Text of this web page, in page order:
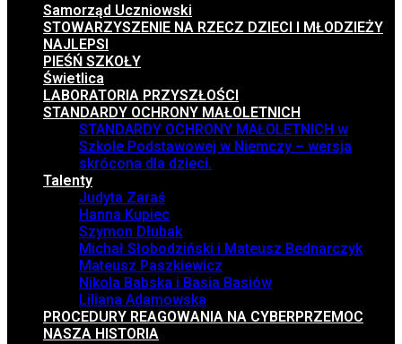
Samorząd Uczniowski
STOWARZYSZENIE NA RZECZ DZIECI I MŁODZIEŻY
NAJLEPSI
PIEŚŃ SZKOŁY
Świetlica
LABORATORIA PRZYSZŁOŚCI
STANDARDY OCHRONY MAŁOLETNICH
STANDARDY OCHRONY MAŁOLETNICH w
Szkole Podstawowej w Niemczy – wersja
skrócona dla dzieci.
Talenty
Judyta Zaraś
Hanna Kupiec
Szymon Dłubak
Michał Słobodziński i Mateusz Bednarczyk
Mateusz Paszkiewicz
Nikola Babska i Basia Basiów
Liliana Adamowska
PROCEDURY REAGOWANIA NA CYBERPRZEMOC
NASZA HISTORIA